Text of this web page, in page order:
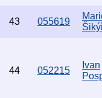
43 055619
44 052215
Ivan